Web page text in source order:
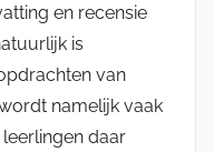
en recensie
is
van
namelijk vaak
daar